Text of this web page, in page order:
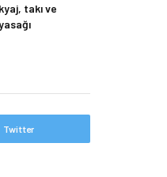
takı ve
Twitter